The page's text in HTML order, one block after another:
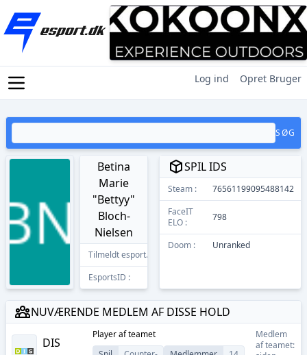
Log ind Opret Bruger
SØG
Betina
Marie
"Bettyy"
Bloch-
Nielsen
Tilmeldt esport.dk
EsportsID :
SPIL IDS
Steam :
76561199095488142
FaceIT
ELO :
798
Doom : Unranked
NUVÆRENDE MEDLEM AF DISSE HOLD
DIS
Playeraf teamet
Medlem
af teamet: